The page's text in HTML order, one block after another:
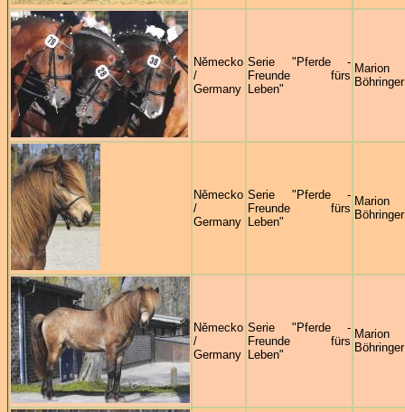
Německo
/
Germany
Serie "Pferde -
Freunde fürs
Leben"
Marion
Böhringer
Německo
/
Germany
Serie "Pferde -
Freunde fürs
Leben"
Marion
Böhringer
Německo
/
Germany
Serie "Pferde -
Freunde fürs
Leben"
Marion
Böhringer